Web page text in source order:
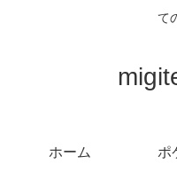
て
ホーム ポ